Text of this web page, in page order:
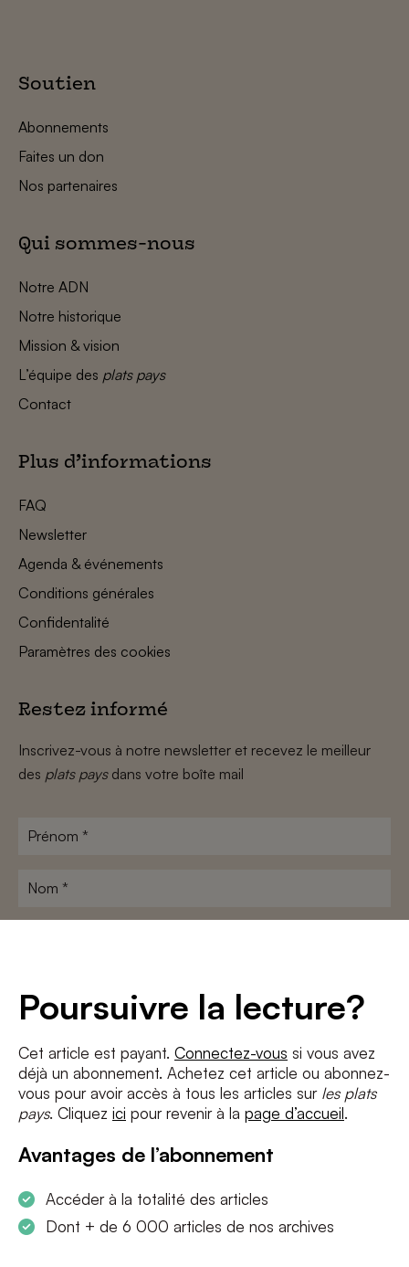
Poursuivre la lecture?
Cet article est payant. Connectez-vous si vous avez
déjà un abonnement. Achetez cet article ou abonnez-
vous pour avoir accès à tous les articles sur les plats
pays. Cliquez ici pour revenir à la page d’accueil.
Avantages de l’abonnement
Accéder à la totalité des articles
Dont + de 6 000 articles de nos archives
Soutien
Abonnements
Faites un don
Nos partenaires
Qui sommes-nous
Notre ADN
Notre historique
Mission & vision
L’équipe des plats pays
Contact
Plus d’informations
FAQ
Newsletter
Agenda & événements
Conditions générales
Confidentalité
Paramètres des cookies
Restez informé
Inscrivez-vous à notre newsletter et recevez le meilleur
des plats paysdans votre boîte mail
Prénom
Nom
J'accepte les termes et conditions etla politique de confidentialité
S'INSCRIRE